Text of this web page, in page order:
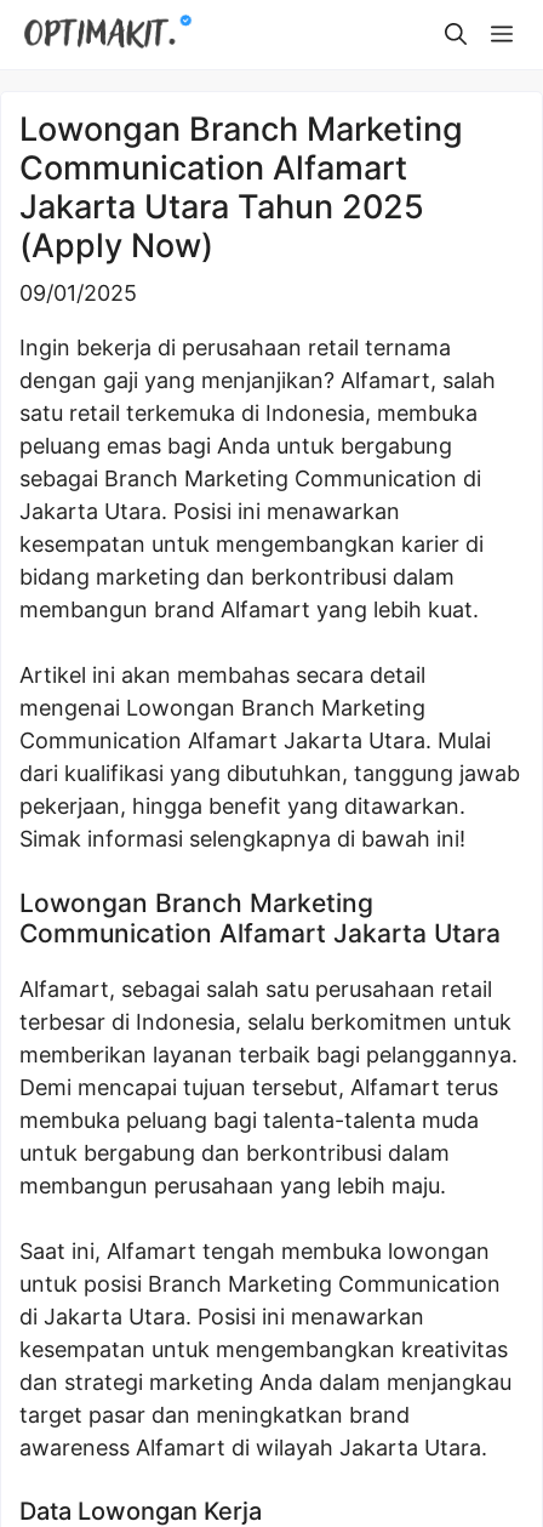
Skip
Lowongan Branch Marketing
Communication Alfamart
Jakarta Utara Tahun 2025
(Apply Now)
09/01/2025
Ingin bekerja di perusahaan retail ternama
dengan gaji yang menjanjikan? Alfamart, salah
satu retail terkemuka di Indonesia, membuka
peluang emas bagi Anda untuk bergabung
sebagai Branch Marketing Communication di
Jakarta Utara. Posisi ini menawarkan
kesempatan untuk mengembangkan karier di
bidang marketing dan berkontribusi dalam
membangun brand Alfamart yang lebih kuat.
Artikel ini akan membahas secara detail
mengenai Lowongan Branch Marketing
Communication Alfamart Jakarta Utara. Mulai
dari kualifikasi yang dibutuhkan, tanggung jawab
pekerjaan, hingga benefit yang ditawarkan.
Simak informasi selengkapnya di bawah ini!
Lowongan Branch Marketing
Communication Alfamart Jakarta Utara
Alfamart, sebagai salah satu perusahaan retail
terbesar di Indonesia, selalu berkomitmen untuk
memberikan layanan terbaik bagi pelanggannya.
Demi mencapai tujuan tersebut, Alfamart terus
membuka peluang bagi talenta-talenta muda
untuk bergabung dan berkontribusi dalam
membangun perusahaan yang lebih maju.
Saat ini, Alfamart tengah membuka lowongan
untuk posisi Branch Marketing Communication
di Jakarta Utara. Posisi ini menawarkan
kesempatan untuk mengembangkan kreativitas
dan strategi marketing Anda dalam menjangkau
target pasar dan meningkatkan brand
awareness Alfamart di wilayah Jakarta Utara.
Data Lowongan Kerja